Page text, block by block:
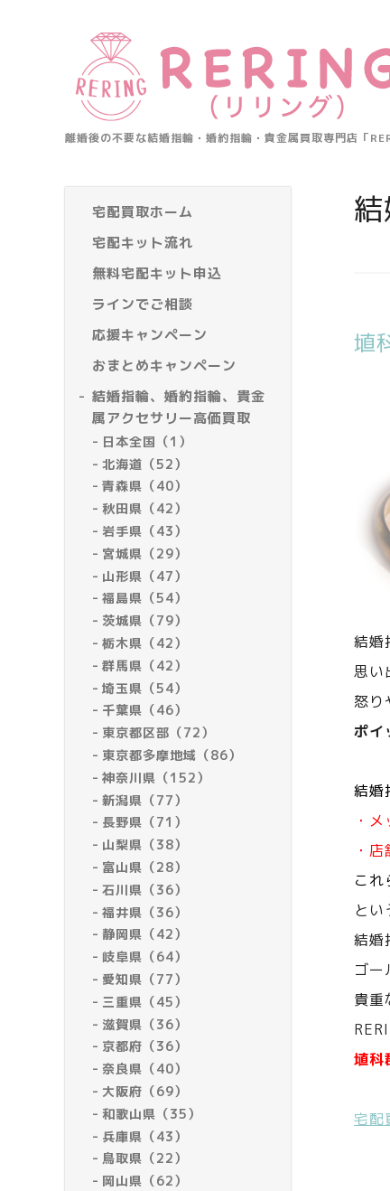
離婚後の不要な結婚指輪・婚約指輪・貴金属買取専門店「
宅配買取ホーム
宅配キット流れ
無料宅配キット申込
ラインでご相談
応援キャンペーン
おまとめキャンペーン
結婚指輪、婚約指輪、貴金
属アクセサリー高価買取
日本全国（1）
北海道（52）
青森県（40）
秋田県（42）
岩手県（43）
宮城県（29）
山形県（47）
福島県（54）
茨城県（79）
栃木県（42）
群馬県（42）
埼玉県（54）
千葉県（46）
東京都区部（72）
東京都多摩地域（86）
神奈川県（152）
新潟県（77）
長野県（71）
山梨県（38）
富山県（28）
石川県（36）
福井県（36）
静岡県（42）
岐阜県（64）
愛知県（77）
三重県（45）
滋賀県（36）
京都府（36）
奈良県（40）
大阪府（69）
和歌山県（35）
兵庫県（43）
鳥取県（22）
岡山県（62）
埴
結婚
思い
怒り
ポイ
結婚
・
・
これ
とい
結婚
ゴー
貴重
埴科
宅配